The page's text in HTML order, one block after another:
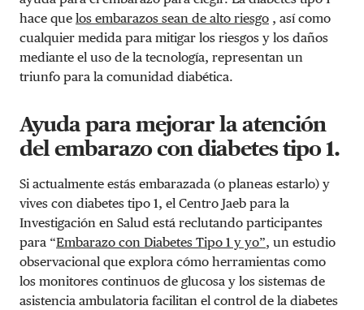
hace que los embarazos sean de alto riesgo , así como
cualquier medida para mitigar los riesgos y los daños
mediante el uso de la tecnología, representan un
triunfo para la comunidad diabética.
Ayuda para mejorar la atención
del embarazo con diabetes tipo 1.
Si actualmente estás embarazada (o planeas estarlo) y
vives con diabetes tipo 1, el Centro Jaeb para la
Investigación en Salud está reclutando participantes
para “Embarazo con Diabetes Tipo 1 y yo”, un estudio
observacional que explora cómo herramientas como
los monitores continuos de glucosa y los sistemas de
asistencia ambulatoria facilitan el control de la diabetes